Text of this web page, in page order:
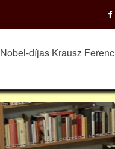
Nobel-díjas Krausz Ferenc